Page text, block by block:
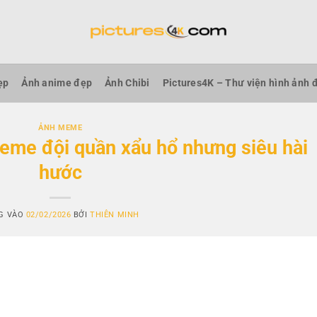
Ảnh anime đẹp Ảnh Chibi Pictures4K – Thư viện hình ảnh
ẢNH MEME
đội quần xẩu hổ nhưng siêu hài
hước
VÀO 02/02/2026 BỞITHIÊN MINH